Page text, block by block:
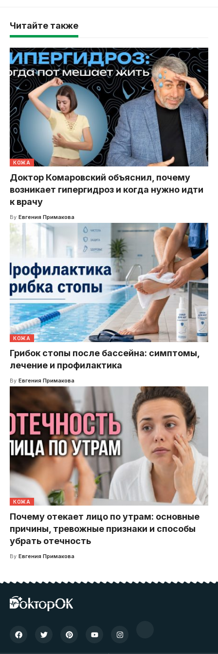
Читайте также
КОЖА
Доктор Комаровский объяснил, почему
возникает гипергидроз и когда нужно идти
к врачу
By Евгения Примакова
КОЖА
Грибок стопы после бассейна: симптомы,
лечение и профилактика
By Евгения Примакова
КОЖА
Почему отекает лицо по утрам: основные
причины, тревожные признаки и способы
убрать отечность
By Евгения Примакова